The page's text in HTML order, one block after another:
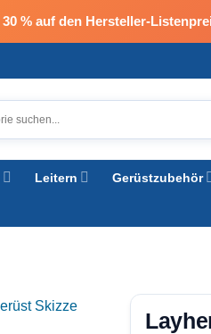
30 % auf den Hersteller-
Leitern Gerüstzubehör